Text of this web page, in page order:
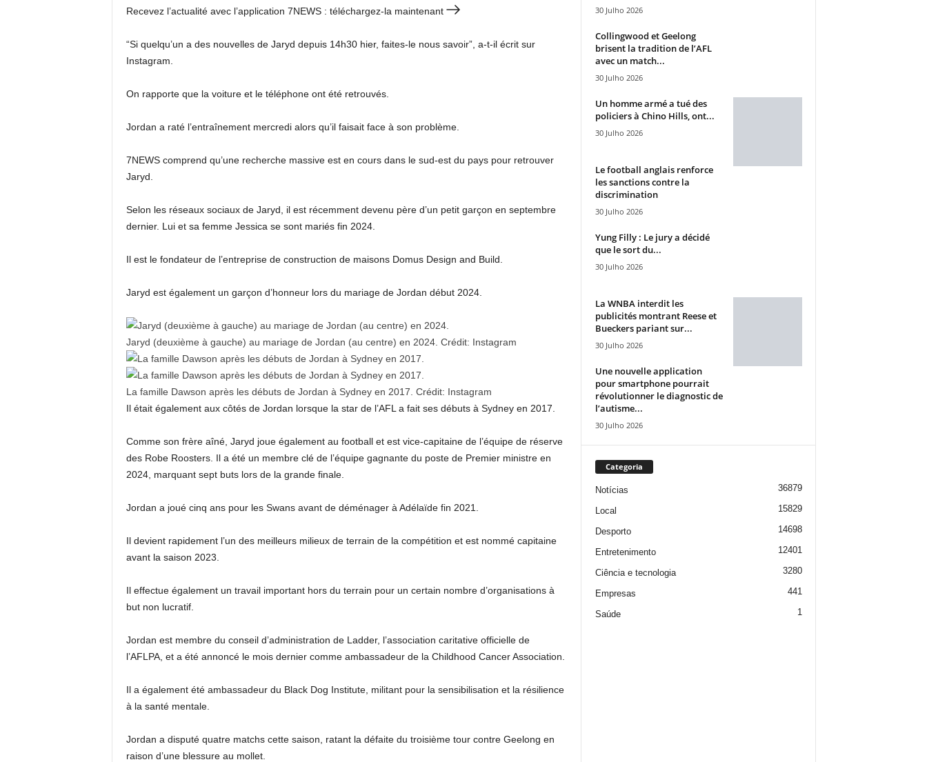
Recevez l’actualité avec l’application 7NEWS : téléchargez-la maintenant
“Si quelqu’un a des nouvelles de Jaryd depuis 14h30 hier, faites-le nous savoir”, a-t-il écrit sur
Instagram.
On rapporte que la voiture et le téléphone ont été retrouvés.
Jordan a raté l’entraînement mercredi alors qu’il faisait face à son problème.
7NEWS comprend qu’une recherche massive est en cours dans le sud-est du pays pour retrouver
Jaryd.
Selon les réseaux sociaux de Jaryd, il est récemment devenu père d’un petit garçon en septembre
dernier. Lui et sa femme Jessica se sont mariés fin 2024.
Il est le fondateur de l’entreprise de construction de maisons Domus Design and Build.
Jaryd est également un garçon d’honneur lors du mariage de Jordan début 2024.
Jaryd (deuxième à gauche) au mariage de Jordan (au centre) en 2024. Crédit: Instagram
La famille Dawson après les débuts de Jordan à Sydney en 2017. Crédit: Instagram
Il était également aux côtés de Jordan lorsque la star de l’AFL a fait ses débuts à Sydney en 2017.
Comme son frère aîné, Jaryd joue également au football et est vice-capitaine de l’équipe de réserve
des Robe Roosters. Il a été un membre clé de l’équipe gagnante du poste de Premier ministre en
2024, marquant sept buts lors de la grande finale.
Jordan a joué cinq ans pour les Swans avant de déménager à Adélaïde fin 2021.
Il devient rapidement l’un des meilleurs milieux de terrain de la compétition et est nommé capitaine
avant la saison 2023.
Il effectue également un travail important hors du terrain pour un certain nombre d’organisations à
but non lucratif.
Jordan est membre du conseil d’administration de Ladder, l’association caritative officielle de
l’AFLPA, et a été annoncé le mois dernier comme ambassadeur de la Childhood Cancer Association.
Il a également été ambassadeur du Black Dog Institute, militant pour la sensibilisation et la résilience
à la santé mentale.
Jordan a disputé quatre matchs cette saison, ratant la défaite du troisième tour contre Geelong en
raison d’une blessure au mollet.
30 Julho 2026
Collingwood et Geelong
brisent la tradition de l’AFL
avec un match...
30 Julho 2026
Un homme armé a tué des
policiers à Chino Hills, ont...
30 Julho 2026
Le football anglais renforce
les sanctions contre la
discrimination
30 Julho 2026
Yung Filly : Le jury a décidé
que le sort du...
30 Julho 2026
La WNBA interdit les
publicités montrant Reese et
Bueckers pariant sur...
30 Julho 2026
Une nouvelle application
pour smartphone pourrait
révolutionner le diagnostic de
l’autisme...
30 Julho 2026
Categoria
Notícias 36879
Local 15829
Desporto 14698
Entretenimento 12401
Ciência e tecnologia 3280
Empresas 441
Saúde 1